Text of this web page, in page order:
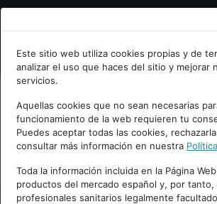
Bienvenid@ a psiquiatria.com
Escribe tu Email
Accede o regístrate con tu email.
Este sitio web utiliza cookies propias y de
analizar el uso que haces del sitio y mejorar
servicios.
Aquellas cookies que no sean necesarias
funcionamiento de la web requieren tu
Puedes aceptar todas las cookies,
consultar más información en nuestra
Toda la información incluida en la Página
productos del mercado español y, por tanto,
profesionales sanitarios legalmente